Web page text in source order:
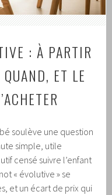
: À PARTIR
QUAND, ET LE
soulève une question
simple, utile
censé suivre l’enfant
« évolutive » se
et un écart de prix qui